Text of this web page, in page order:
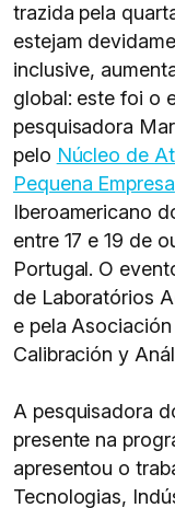
trazida pela
estejam
inclusive,
global: este foi o
pesquisadora
pelo Núcleo de
Pequena Empresa
Iberoamericano
entre 17 e 19 de
Portugal. O
de Laboratórios
e pela
Calibración y
A pesquisadora
presente na
apresentou o
Tecnologias,